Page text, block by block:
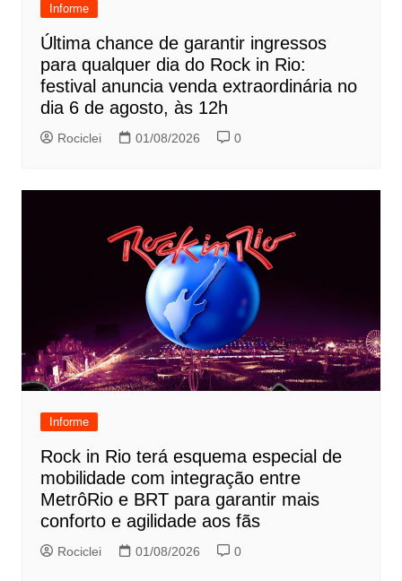
Informe
Última chance de garantir ingressos
para qualquer dia do Rock in Rio:
festival anuncia venda extraordinária no
dia 6 de agosto, às 12h
Rociclei 01/08/2026 0
Informe
Rock in Rio terá esquema especial de
mobilidade com integração entre
MetrôRio e BRT para garantir mais
conforto e agilidade aos fãs
Rociclei 01/08/2026 0